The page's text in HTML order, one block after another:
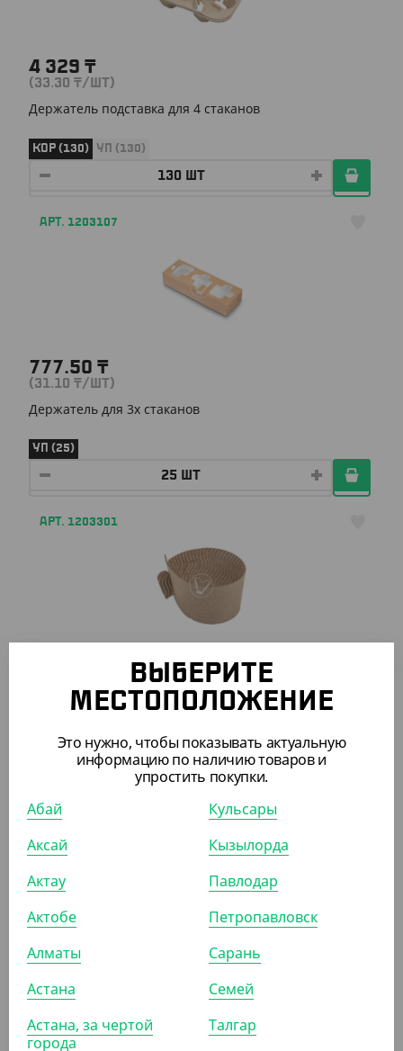
4 329 ₸
(33.30 ₸/ШТ)
Держатель подставка для 4 стаканов
КОР (130) УП (130)
АРТ. 1203107
777.50 ₸
(31.10 ₸/ШТ)
Держатель для 3х стаканов
УП (25)
АРТ. 1203301
Рукав для стакана, DoEco
УП (100) КОР (1000)
АРТ. 12031
3 135
(20.90
КОР (150)
ВЫБЕРИТЕ
МЕСТОПОЛОЖЕНИЕ
Это нужно, чтобы показывать актуальную
информацию по наличию товаров и
упростить покупки.
Абай
Аксай
Актау
Актобе
Алматы
Астана
Астана, за чертой
города
Кульсары
Кызылорда
Павлодар
Петропавловск
Сарань
Семей
Талгар